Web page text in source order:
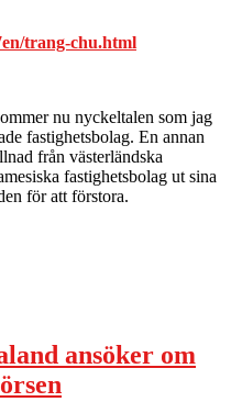
trang-chu.html
nu nyckeltalen som jag
fastighetsbolag. En annan
från västerländska
fastighetsbolag ut sina
för att förstora.
ansöker om